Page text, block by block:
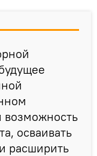
возможность
осваивать
расширить